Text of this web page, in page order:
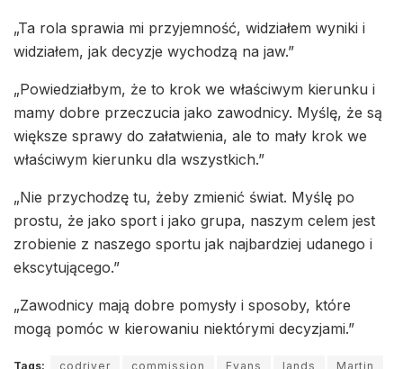
„Ta rola sprawia mi przyjemność, widziałem wyniki i
widziałem, jak decyzje wychodzą na jaw.”
„Powiedziałbym, że to krok we właściwym kierunku i
mamy dobre przeczucia jako zawodnicy. Myślę, że są
większe sprawy do załatwienia, ale to mały krok we
właściwym kierunku dla wszystkich.”
„Nie przychodzę tu, żeby zmienić świat. Myślę po
prostu, że jako sport i jako grupa, naszym celem jest
zrobienie z naszego sportu jak najbardziej udanego i
ekscytującego.”
„Zawodnicy mają dobre pomysły i sposoby, które
mogą pomóc w kierowaniu niektórymi decyzjami.”
Tags: codriver commission Evans lands Martin